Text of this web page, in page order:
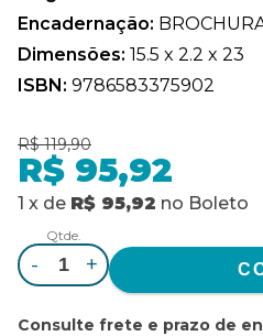
Encadernação:
Dimensões: 15.5 x 2.2 x 23
ISBN: 9786583375902
R$ 119,90
R$ 95,92
1 x de R$ 95,92 no Boleto
Qtde.
- +
Consulte frete e prazo de